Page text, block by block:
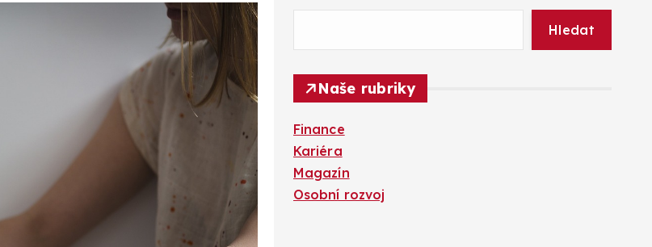
Hledat
Naše rubriky
Finance
Kariéra
Magazín
Osobní rozvoj